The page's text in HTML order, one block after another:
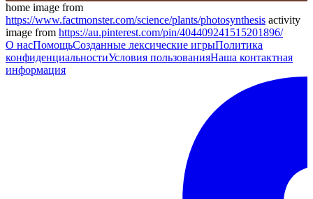
home image from
https://www.factmonster.com/science/plants/photosynthesis activity
image from https://au.pinterest.com/pin/404409241515201896/
О насПомощьСозданные лексические игрыПолитика
конфиденциальностиУсловия пользованияНаша контактная
информация